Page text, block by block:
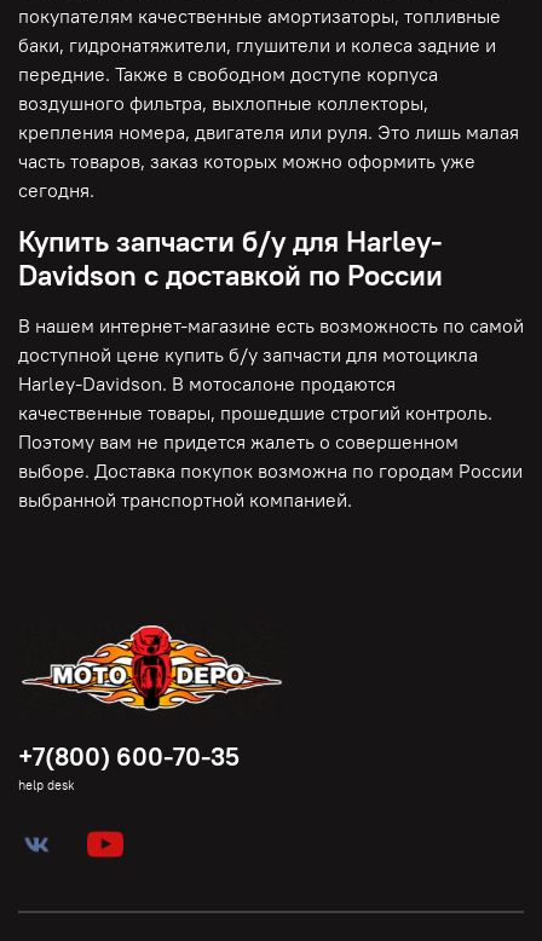
покупателям качественные амортизаторы, топливные
баки, гидронатяжители, глушители и колеса задние и
передние. Также в свободном доступе корпуса
воздушного фильтра, выхлопные коллекторы,
крепления номера, двигателя или руля. Это лишь малая
часть товаров, заказ которых можно оформить уже
сегодня.
Купить запчасти б/у для Harley-
Davidson с доставкой по России
В нашем интернет-магазине есть возможность по самой
доступной цене купить б/у запчасти для мотоцикла
Harley-Davidson. В мотосалоне продаются
качественные товары, прошедшие строгий контроль.
Поэтому вам не придется жалеть о совершенном
выборе. Доставка покупок возможна по городам России
выбранной транспортной компанией.
+7(800) 600-70-35
help desk